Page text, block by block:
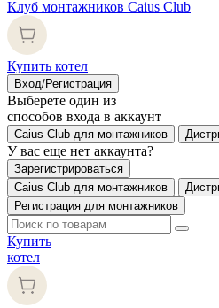
Клуб монтажников Caius Club
Купить котел
Вход/Регистрация
Выберете один из
способов входа в аккаунт
Caius Club для монтажников
У вас еще нет аккаунта?
Зарегистрироваться
Caius Club для монтажников
Регистрация для монтажников
Купить
котел